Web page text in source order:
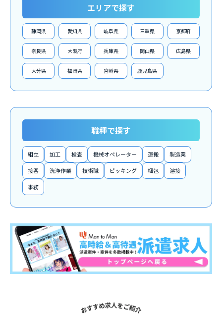
エリアで探す
静岡県 愛知県 岐阜県 三重県 京都府
奈良県 大阪府 兵庫県 岡山県 広島県
大分県 福岡県 宮崎県 鹿児島県
職種で探す
組立 加工 検査 機械オペレーター 運搬 製造業
接客 洗浄作業 技術職 ピッキング 梱包 溶接
事務